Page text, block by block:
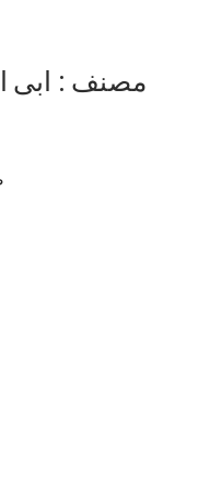
مصنف : ابی